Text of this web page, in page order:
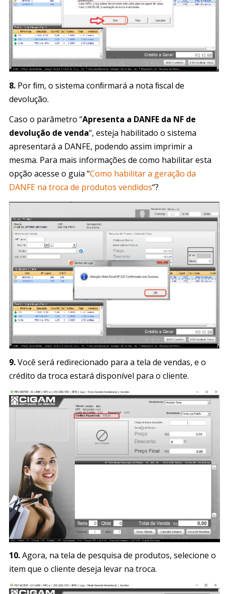
8. Por ﬁm, o sistema conﬁrmará a nota ﬁscal de
devolução.
Caso o parâmetro “Apresenta a DANFE da NF de
devolução de venda“, esteja habilitado o sistema
apresentará a DANFE, podendo assim imprimir a
mesma. Para mais informações de como habilitar esta
opção acesse o guia “Como habilitar a geração da
DANFE na troca de produtos vendidos“?
9.Você será redirecionado para a tela de vendas, e o
crédito da troca estará disponível para o cliente.
10.Agora, na tela de pesquisa de produtos, selecione o
item que o cliente deseja levar na troca.